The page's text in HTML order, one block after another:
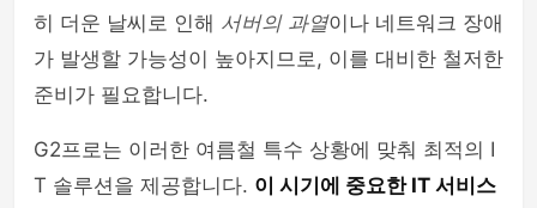
히 더운 날씨로 인해 서버의 과열이나 네트워크 장애
가 발생할 가능성이 높아지므로, 이를 대비한 철저한
준비가 필요합니다.
G2프로는 이러한 여름철 특수 상황에 맞춰 최적의 I
T 솔루션을 제공합니다. 이 시기에 중요한 IT 서비스